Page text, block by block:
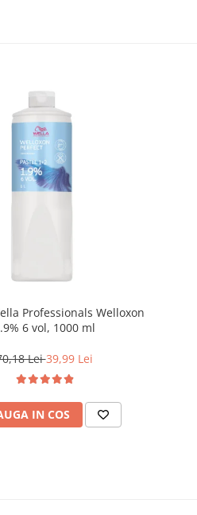
Professionals Welloxon
6 vol, 1000 ml
Lei39,99 Lei
IN COS